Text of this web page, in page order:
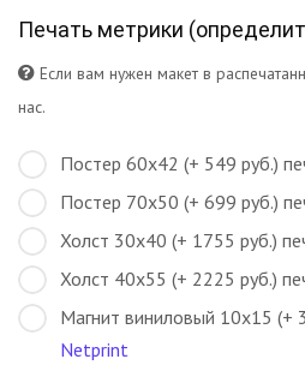
Печать метрики (
Если вам нужен макет в
нас.
Постер 60х42 (+ 549 руб.)
Постер 70х50 (+ 699 руб.)
Холст 30х40 (+ 1755 руб.)
Холст 40х55 (+ 2225 руб.)
Магнит виниловый 10х15 (+
Netprint